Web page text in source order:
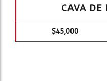
CAVA DE
$45,000